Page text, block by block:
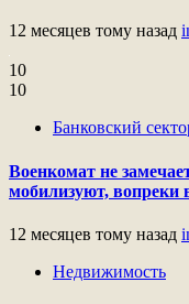
12 месяцев тому назад
10
10
Банковский
Военкомат не
мобилизуют, вопреки
12 месяцев тому назад
Недвижимость